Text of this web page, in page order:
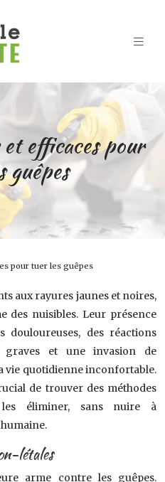
efficaces pour
guêpes
pour tuer les guêpes
aux rayures jaunes et noires,
des nuisibles. Leur présence
douloureuses, des réactions
graves et une invasion de
vie quotidienne inconfortable.
de trouver des méthodes
éliminer, sans nuire à
létales
arme contre les guêpes.